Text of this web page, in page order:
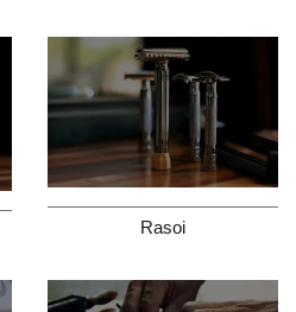
Rasoi